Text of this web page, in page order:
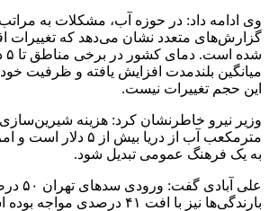
وی ادامه داد: در حوزه آب، مشکلات به
گزارش‌های متعدد نشان می‌دهد که تغییرات
میانگین بلندمدت افزایش یافته و ظرفیت
این حجم تغییرات نیست.
وزیر نیرو خاطرنشان کرد: هزینه شیرین‌سازی
مترمکعب آب از دریا بیش
به یک فرهنگ عمومی تبدیل شود.
علی
بارندگی‌ها نیز با افت ۴۱ درصدی مواجه بوده است.